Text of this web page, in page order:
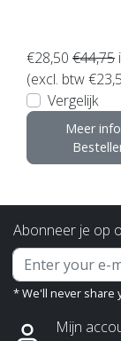
€28,50 €44,75
(excl. btw
Vergelijk
Meer
Abonneer je op
* We'll never share
Mijn